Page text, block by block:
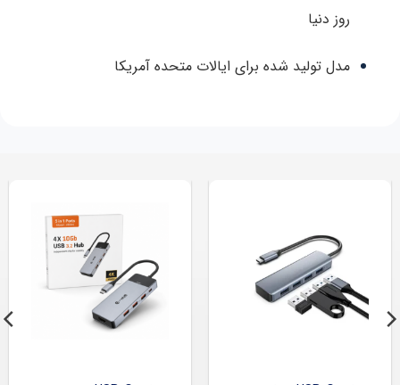
روز دنیا
مدل تولید شده برای ایالات متحده آمریکا